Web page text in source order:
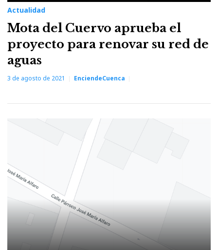
Actualidad
Mota del Cuervo aprueba el
proyecto para renovar su red de
aguas
3 de agosto de 2021 EnciendeCuenca